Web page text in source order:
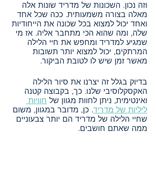
וזה נכון. השכונות של מדריד שונות אלה
מאלה בצורה משמעותית. ככה שכל אחד
ואחד יכול למצוא בכל שכונה את הייחודיות
שלה, ומה שהוא הכי מתחבר אליה. אז מי
שמגיע למדריד ומחפש את חיי הלילה
המרתקים, יכול למצוא יותר תשובות
מאשר זמן שיש לו לטובת הביקור.
בדיוק בגלל זה יצרנו את סיור הלילה
האקסקלוסיבי שלנו. כך, בקבוצה קטנה
ואינטימית, ניתן לחוות מגוון של חוויות
ליליות של מדריד. כן, מדובר במגוון, משום
שחיי הלילה של מדריד הם יותר צבעוניים
ממה שאתם חושבים.